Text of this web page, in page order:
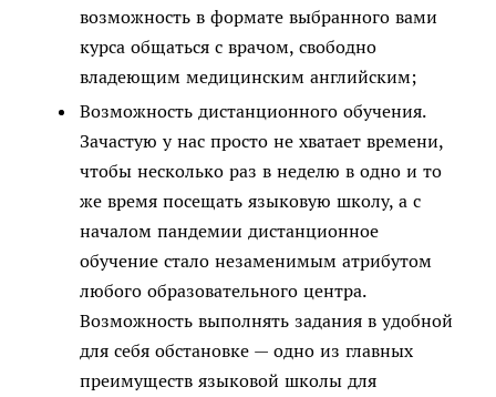
возможность в формате выбранного вами
курса общаться с врачом, свободно
владеющим медицинским английским;
Возможность дистанционного обучения.
Зачастую у нас просто не хватает времени,
чтобы несколько раз в неделю в одно и то
же время посещать языковую школу, а с
началом пандемии дистанционное
обучение стало незаменимым атрибутом
любого образовательного центра.
Возможность выполнять задания в удобной
для себя обстановке — одно из главных
преимуществ языковой школы для